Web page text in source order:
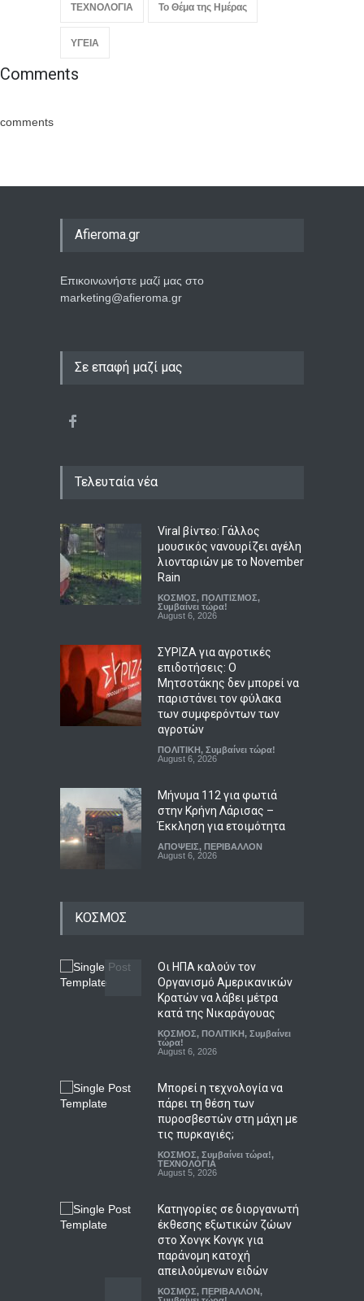
ΤΕΧΝΟΛΟΓΙΑ Το Θέμα της Ημέρας
ΥΓΕΙΑ
Comments
comments
Afieroma.gr
Επικοινωνήστε μαζί μας στο
marketing@afieroma.gr
Σε επαφή μαζί μας
Τελευταία νέα
Viral βίντεο: Γάλλος
μουσικός νανουρίζει αγέλη
λιονταριών με το November
Rain
ΚΟΣΜΟΣ, ΠΟΛΙΤΙΣΜΟΣ,
Συμβαίνει τώρα!
August 6, 2026
ΣΥΡΙΖΑ για αγροτικές
επιδοτήσεις: Ο
Μητσοτάκης δεν μπορεί να
παριστάνει τον φύλακα
των συμφερόντων των
αγροτών
ΠΟΛΙΤΙΚΗ, Συμβαίνει τώρα!
August 6, 2026
Μήνυμα 112 για φωτιά
στην Κρήνη Λάρισας –
Έκκληση για ετοιμότητα
ΑΠΟΨΕΙΣ, ΠΕΡΙΒΑΛΛΟΝ
August 6, 2026
August 6, 2026
Πώς ο εφιάλτης της
Χιροσίμας στοίχειωσε το
ιαπωνικό anime: Από το
Astro Boy στο Barefoot Gen
LIFESTYLE ,ΠΟΛΙΤΙΣΜΟΣ
August 6, 2026
ΚΟΣΜΟΣ
Οι ΗΠΑ καλούν τον
Οργανισμό Αμερικανικών
Κρατών να λάβει μέτρα
κατά της Νικαράγουας
ΚΟΣΜΟΣ, ΠΟΛΙΤΙΚΗ, Συμβαίνει
τώρα!
August 6, 2026
Μπορεί η τεχνολογία να
πάρει τη θέση των
πυροσβεστών στη μάχη με
τις πυρκαγιές;
ΚΟΣΜΟΣ, Συμβαίνει τώρα!,
ΤΕΧΝΟΛΟΓΙΑ
August 5, 2026
Κατηγορίες σε διοργανωτή
έκθεσης εξωτικών ζώων
στο Χονγκ Κονγκ για
παράνομη κατοχή
απειλούμενων ειδών
ΚΟΣΜΟΣ, ΠΕΡΙΒΑΛΛΟΝ,